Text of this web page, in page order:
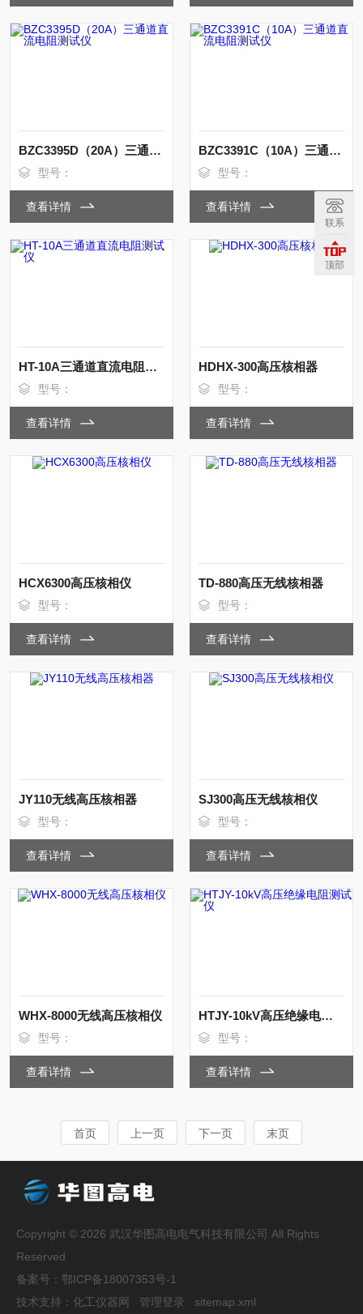
BZC3395D（20A）三通道直流电阻测试仪
型号：
查看详情
BZC3391C（10A）三通道直流电阻测试仪
型号：
查看详情
HT-10A三通道直流电阻测试仪
型号：
查看详情
HDHX-300高压核相器
型号：
查看详情
HCX6300高压核相仪
型号：
查看详情
TD-880高压无线核相器
型号：
查看详情
JY110无线⾼压核相器
型号：
查看详情
SJ300高压无线核相仪
型号：
查看详情
WHX-8000无线高压核相仪
型号：
查看详情
HTJY-10kV高压绝缘电阻测试仪
型号：
查看详情
首页 上一页 下一页 末页
Copyright © 2026 武汉华图高电电气科技有限公司 All Rights
Reserved
备案号： 鄂ICP备18007353号-1
技术支持： 化工仪器网 管理登录 sitemap.xml
联系
顶部